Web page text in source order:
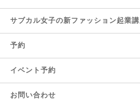
サブカル女子の新ファッション起業講
予約
イベント予約
お問い合わせ